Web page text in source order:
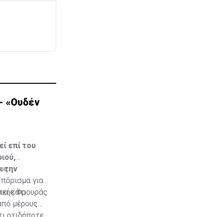
«Ουδέν
επί του
την
για
Φρουράς
κάτι
μέρους
οτιδήποτε